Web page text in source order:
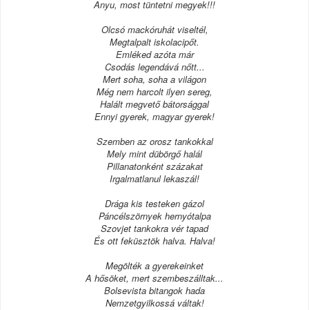
Anyu, most tüntetni megyek!!!
Olcsó mackóruhát viseltél,
Megtalpalt iskolacipőt.
Emléked azóta már
Csodás legendává nőtt...
Mert soha, soha a világon
Még nem harcolt ilyen sereg,
Halált megvető bátorsággal
Ennyi gyerek, magyar gyerek!
Szemben az orosz tankokkal
Mely mint dübörgő halál
Pillanatonként százakat
Irgalmatlanul lekaszál!
Drága kis testeken gázol
Páncélszörnyek hernyótalpa
Szovjet tankokra vér tapad
És ott feküsztök halva. Halva!
Megölték a gyerekeinket
A hősöket, mert szembeszálltak...
Bolsevista bitangok hada
Nemzetgyilkossá váltak!